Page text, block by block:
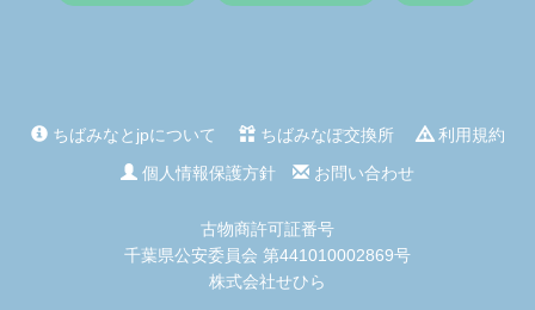
ちばみなとjpについて ちばみなぽ交換所
利用規約
個人情報保護方針
お問い合わせ
古物商許可証番号
千葉県公安委員会 第441010002869号
株式会社せひら